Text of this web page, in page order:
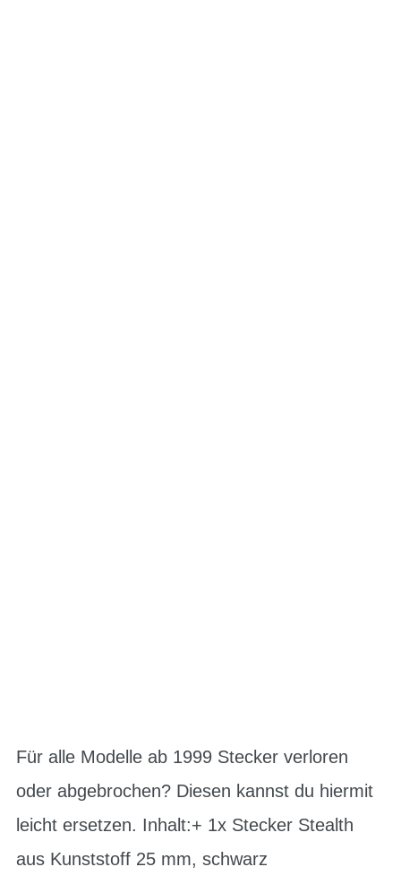
Für alle Modelle ab 1999 Stecker verloren
oder abgebrochen? Diesen kannst du hiermit
leicht ersetzen. Inhalt:+ 1x Stecker Stealth
aus Kunststoff 25 mm, schwarz